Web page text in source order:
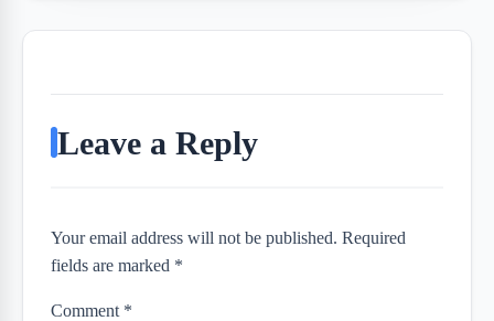
Leave a Reply
Your email address will not be published. Required
fields are marked *
Comment *